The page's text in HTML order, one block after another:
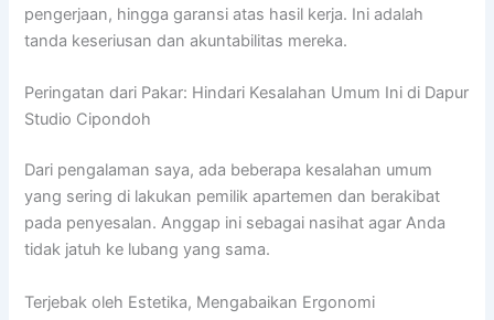
pengerjaan, hingga garansi atas hasil kerja. Ini adalah
tanda keseriusan dan akuntabilitas mereka.
Peringatan dari Pakar: Hindari Kesalahan Umum Ini di Dapur
Studio Cipondoh
Dari pengalaman saya, ada beberapa kesalahan umum
yang sering di lakukan pemilik apartemen dan berakibat
pada penyesalan. Anggap ini sebagai nasihat agar Anda
tidak jatuh ke lubang yang sama.
Terjebak oleh Estetika, Mengabaikan Ergonomi